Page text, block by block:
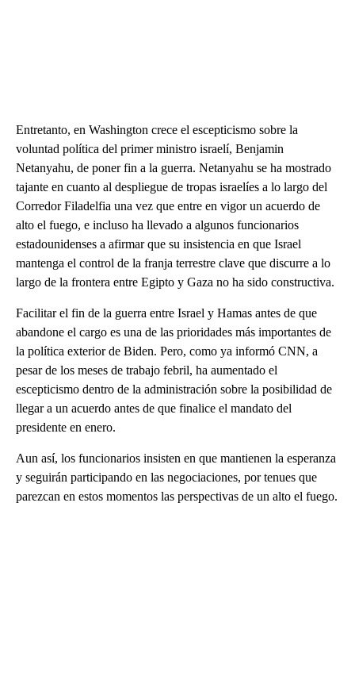
Entretanto, en Washington crece el escepticismo sobre la
voluntad política del primer ministro israelí, Benjamin
Netanyahu, de poner fin a la guerra. Netanyahu se ha mostrado
tajante en cuanto al despliegue de tropas israelíes a lo largo del
Corredor Filadelfia una vez que entre en vigor un acuerdo de
alto el fuego, e incluso ha llevado a algunos funcionarios
estadounidenses a afirmar que su insistencia en que Israel
mantenga el control de la franja terrestre clave que discurre a lo
largo de la frontera entre Egipto y Gaza no ha sido constructiva.
Facilitar el fin de la guerra entre Israel y Hamas antes de que
abandone el cargo es una de las prioridades más importantes de
la política exterior de Biden. Pero, como ya informó CNN, a
pesar de los meses de trabajo febril, ha aumentado el
escepticismo dentro de la administración sobre la posibilidad de
llegar a un acuerdo antes de que finalice el mandato del
presidente en enero.
Aun así, los funcionarios insisten en que mantienen la esperanza
y seguirán participando en las negociaciones, por tenues que
parezcan en estos momentos las perspectivas de un alto el fuego.